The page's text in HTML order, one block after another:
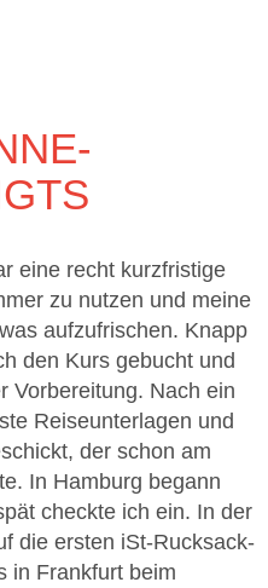
eine recht kurzfristige
zu nutzen und meine
aufzufrischen. Knapp
den Kurs gebucht und
Vorbereitung. Nach ein
Reiseunterlagen und
der schon am
In Hamburg begann
checkte ich ein. In der
die ersten iSt-Rucksack-
in Frankfurt beim